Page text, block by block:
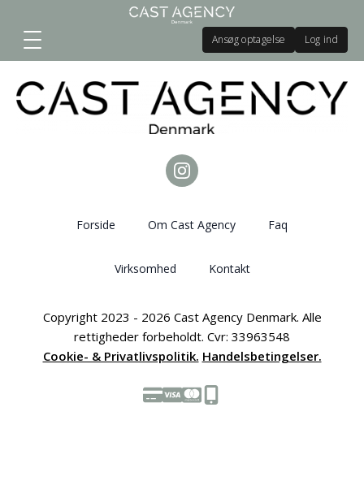
Ansøg optagelse Log ind
Forside Om Cast Agency Faq
Virksomhed Kontakt
Copyright 2023 - 2026 Cast Agency Denmark. Alle
rettigheder forbeholdt. Cvr: 33963548
Cookie- & Privatlivspolitik. Handelsbetingelser.